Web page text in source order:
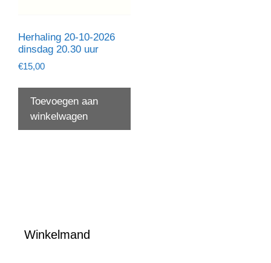
Herhaling 20-10-2026
dinsdag 20.30 uur
€15,00
Toevoegen aan
winkelwagen
Winkelmand